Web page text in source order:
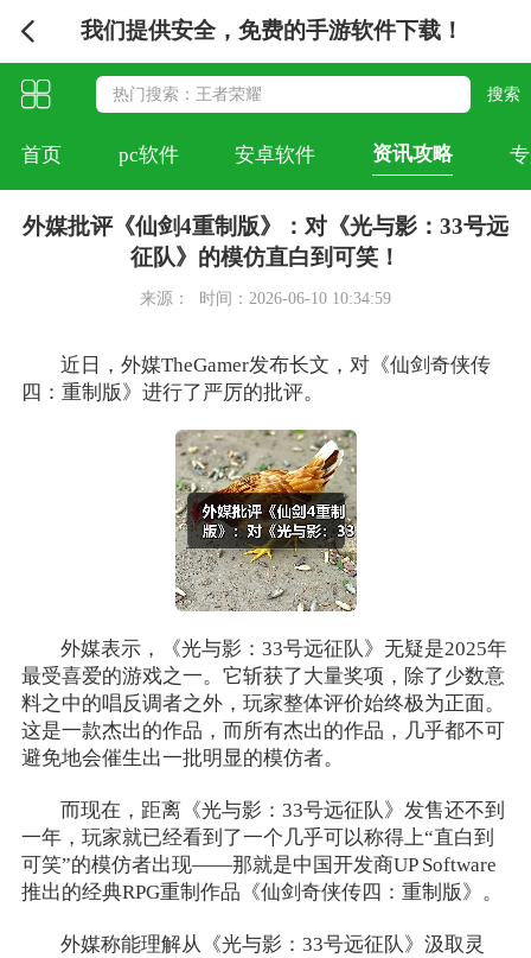
我们提供安全，免费的手游软件下载！
首页 pc软件 安卓软件 资讯攻略
外媒批评《仙剑4重制版》：对《光与影：33号远
征队》的模仿直白到可笑！
来源： 时间：2026-06-10 10:34:59
近日，外媒TheGamer发布长文，对《仙剑奇侠传
四：重制版》进行了严厉的批评。
外媒表示，《光与影：33号远征队》无疑是2025年
最受喜爱的游戏之一。它斩获了大量奖项，除了少数意
料之中的唱反调者之外，玩家整体评价始终极为正面。
这是一款杰出的作品，而所有杰出的作品，几乎都不可
避免地会催生出一批明显的模仿者。
而现在，距离《光与影：33号远征队》发售还不到
一年，玩家就已经看到了一个几乎可以称得上“直白到
可笑”的模仿者出现——那就是中国开发商UP Software
推出的经典RPG重制作品《仙剑奇侠传四：重制版》。
外媒称能理解从《光与影：33号远征队》汲取灵